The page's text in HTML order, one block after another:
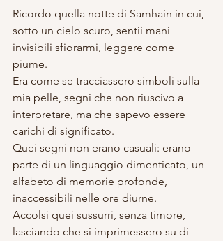
Ricordo quella notte di Samhain in cui,
sotto un cielo scuro, sentii mani
invisibili sfiorarmi, leggere come
piume.
Era come se tracciassero simboli sulla
mia pelle, segni che non riuscivo a
interpretare, ma che sapevo essere
carichi di significato.
Quei segni non erano casuali: erano
parte di un linguaggio dimenticato, un
alfabeto di memorie profonde,
inaccessibili nelle ore diurne.
Accolsi quei sussurri, senza timore,
lasciando che si imprimessero su di